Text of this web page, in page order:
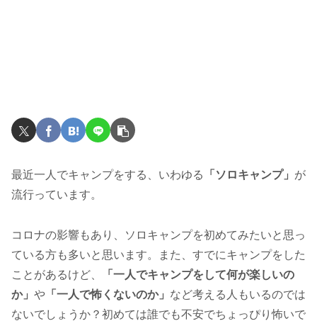
最近一人でキャンプをする、いわゆる 「ソロキャンプ」 が
流行っています。
コロナの影響もあり、ソロキャンプを初めてみたいと思っ
ている方も多いと思います。
また、すでにキャンプをした
ことがあるけど、
「一人でキャンプをして何が楽しいの
か」 や 「一人で怖くないのか」 など考える人もいるのでは
ないでしょうか？初めては誰でも不安でちょっぴり怖いで